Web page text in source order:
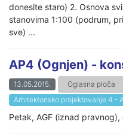
donesite staro) 2. Osnova
stanovima 1:100 (podrum,
sve) ...
AP4 (Ognjen) -
13.05.2015.
Oglasna ploča
Arhitektonsko projektovanje 4 -
Petak, AGF (iznad pravnog),